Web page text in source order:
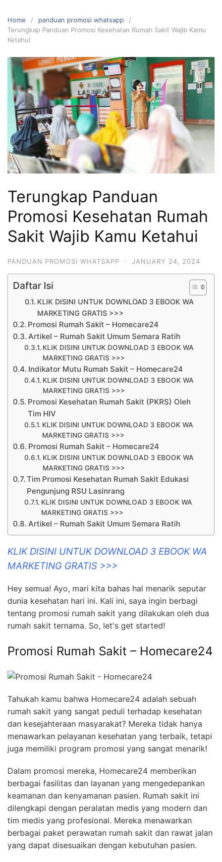
Home
panduan promosi whatsapp
Terungkap Panduan Promosi Kesehatan Rumah Sakit Wajib Kamu
Ketahui
Terungkap Panduan
Promosi Kesehatan Rumah
Sakit Wajib Kamu Ketahui
PANDUAN PROMOSI WHATSAPP · JANUARY 24, 2024
Daftar Isi
KLIK DISINI UNTUK DOWNLOAD 3 EBOOK WA
MARKETING GRATIS >>>
Promosi Rumah Sakit – Homecare24
Artikel – Rumah Sakit Umum Semara Ratih
KLIK DISINI UNTUK DOWNLOAD 3 EBOOK WA
MARKETING GRATIS >>>
Indikator Mutu Rumah Sakit – Homecare24
KLIK DISINI UNTUK DOWNLOAD 3 EBOOK WA
MARKETING GRATIS >>>
Promosi Kesehatan Rumah Sakit (PKRS) Oleh
Tim HIV
KLIK DISINI UNTUK DOWNLOAD 3 EBOOK WA
MARKETING GRATIS >>>
Promosi Rumah Sakit – Homecare24
KLIK DISINI UNTUK DOWNLOAD 3 EBOOK WA
MARKETING GRATIS >>>
Tim Promosi Kesehatan Rumah Sakit Edukasi
Pengunjung RSU Lasinrang
KLIK DISINI UNTUK DOWNLOAD 3 EBOOK WA
MARKETING GRATIS >>>
Artikel – Rumah Sakit Umum Semara Ratih
KLIK DISINI UNTUK DOWNLOAD 3 EBOOK WA
MARKETING GRATIS >>>
Hey semua! Ayo, mari kita bahas hal menarik seputar
dunia kesehatan hari ini. Kali ini, saya ingin berbagi
tentang promosi rumah sakit yang dilakukan oleh dua
rumah sakit ternama. So, let's get started!
Promosi Rumah Sakit – Homecare24
Tahukah kamu bahwa Homecare24 adalah sebuah
rumah sakit yang sangat peduli terhadap kesehatan
dan kesejahteraan masyarakat? Mereka tidak hanya
menawarkan pelayanan kesehatan yang terbaik, tetapi
juga memiliki program promosi yang sangat menarik!
Dalam promosi mereka, Homecare24 memberikan
berbagai fasilitas dan layanan yang mengedepankan
keamanan dan kenyamanan pasien. Rumah sakit ini
dilengkapi dengan peralatan medis yang modern dan
tim medis yang profesional. Mereka menawarkan
berbagai paket perawatan rumah sakit dan rawat jalan
yang dapat disesuaikan dengan kebutuhan pasien.